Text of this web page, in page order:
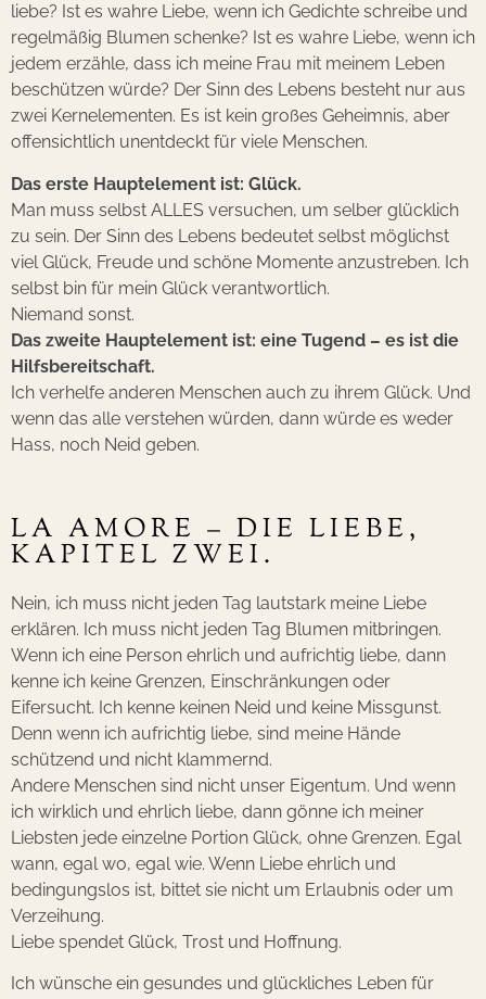
liebe? Ist es wahre Liebe, wenn ich Gedichte schreibe und
regelmäßig Blumen schenke? Ist es wahre Liebe, wenn ich
jedem erzähle, dass ich meine Frau mit meinem Leben
beschützen würde? Der Sinn des Lebens besteht nur aus
zwei Kernelementen. Es ist kein großes Geheimnis, aber
offensichtlich unentdeckt für viele Menschen.
Das erste Hauptelement ist: Glück.
Man muss selbst ALLES versuchen, um selber glücklich
zu sein. Der Sinn des Lebens bedeutet selbst möglichst
viel Glück, Freude und schöne Momente anzustreben. Ich
selbst bin für mein Glück verantwortlich.
Niemand sonst.
Das zweite Hauptelement ist: eine Tugend – es ist die
Hilfsbereitschaft.
Ich verhelfe anderen Menschen auch zu ihrem Glück. Und
wenn das alle verstehen würden, dann würde es weder
Hass, noch Neid geben.
LA AMORE – DIE LIEBE,
KAPITEL ZWEI.
Nein, ich muss nicht jeden Tag lautstark meine Liebe
erklären. Ich muss nicht jeden Tag Blumen mitbringen.
Wenn ich eine Person ehrlich und aufrichtig liebe, dann
kenne ich keine Grenzen, Einschränkungen oder
Eifersucht. Ich kenne keinen Neid und keine Missgunst.
Denn wenn ich aufrichtig liebe, sind meine Hände
schützend und nicht klammernd.
Andere Menschen sind nicht unser Eigentum. Und wenn
ich wirklich und ehrlich liebe, dann gönne ich meiner
Liebsten jede einzelne Portion Glück, ohne Grenzen. Egal
wann, egal wo, egal wie. Wenn Liebe ehrlich und
bedingungslos ist, bittet sie nicht um Erlaubnis oder um
Verzeihung.
Liebe spendet Glück, Trost und Hoffnung.
Ich wünsche ein gesundes und glückliches Leben für